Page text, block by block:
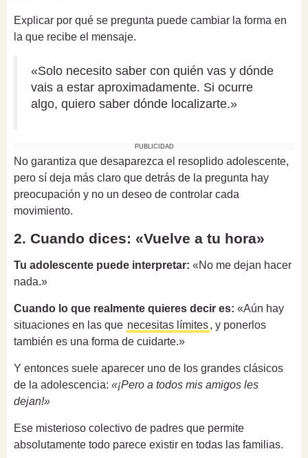
Explicar por qué se pregunta puede cambiar la forma en
la que recibe el mensaje.
«Solo necesito saber con quién vas y dónde
vais a estar aproximadamente. Si ocurre
algo, quiero saber dónde localizarte.»
PUBLICIDAD
No garantiza que desaparezca el resoplido adolescente,
pero sí deja más claro que detrás de la pregunta hay
preocupación y no un deseo de controlar cada
movimiento.
2. Cuando dices: «Vuelve a tu hora»
Tu adolescente puede interpretar: «No me dejan hacer
nada.»
Cuando lo que realmente quieres decir es: «Aún hay
situaciones en las que necesitas límites, y ponerlos
también es una forma de cuidarte.»
Y entonces suele aparecer uno de los grandes clásicos
de la adolescencia: «¡Pero a todos mis amigos les
dejan!»
Ese misterioso colectivo de padres que permite
absolutamente todo parece existir en todas las familias.